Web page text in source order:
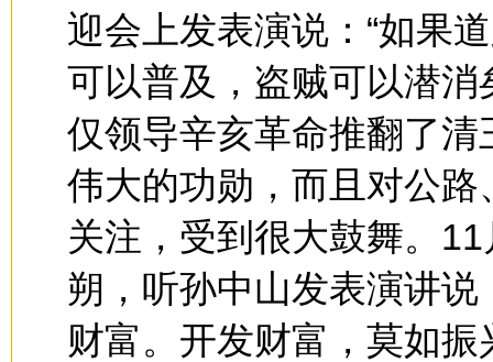
迎会上发表演说：“如果
可以普及，盗贼可以潜消
仅领导辛亥革命推翻了
伟大的功勋，而且对公
关注，受到很大鼓舞。
朔，听孙中山发表演讲
财富。开发财富，莫如